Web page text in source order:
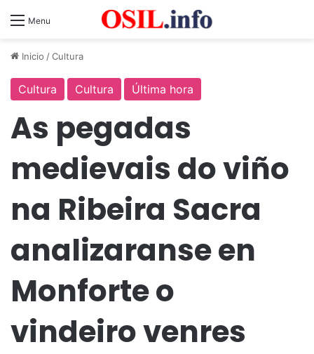
Menu
Inicio /Cultura
Cultura Cultura Última hora
As pegadas
medievais do viño
na Ribeira Sacra
analizaranse en
Monforte o
vindeiro venres